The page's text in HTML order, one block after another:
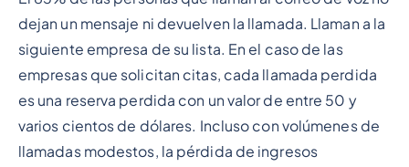
dejan un mensaje ni devuelven la llamada. Llaman a la
siguiente empresa de su lista. En el caso de las
empresas que solicitan citas, cada llamada perdida
es una reserva perdida con un valor de entre 50 y
varios cientos de dólares. Incluso con volúmenes de
llamadas modestos, la pérdida de ingresos